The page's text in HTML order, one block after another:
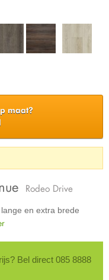
maat?
Rodeo Drive
en extra brede
Bel direct 085 8888